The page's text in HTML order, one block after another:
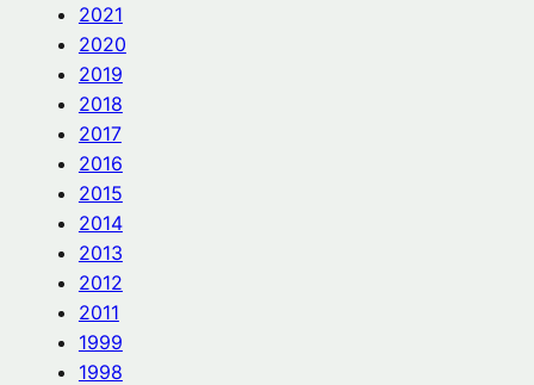
2021
2020
2019
2018
2017
2016
2015
2014
2013
2012
2011
1999
1998